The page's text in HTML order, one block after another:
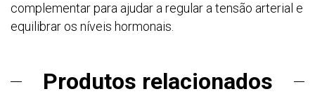
complementar para ajudar a regular a tensão arterial e
equilibrar os níveis hormonais.
Produtos relacionados